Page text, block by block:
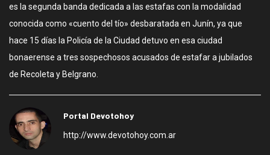
es la segunda banda dedicada a las estafas con la modalidad
conocida como «cuento del tío» desbaratada en Junín, ya que
hace 15 días la Policía de la Ciudad detuvo en esa ciudad
bonaerense a tres sospechosos acusados de estafar a jubilados
de Recoleta y Belgrano.
Portal Devotohoy
http://www.devotohoy.com.ar